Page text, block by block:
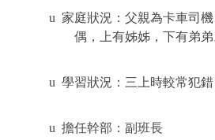
u 家庭狀況：父親為卡車司
偶，上有姊姊，下有弟弟
u 學習狀況：三上時較常犯錯
u 擔任幹部：副班長